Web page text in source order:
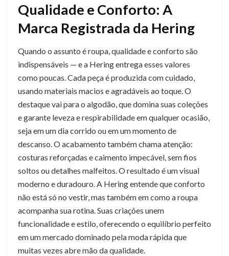
Qualidade e Conforto: A
Marca Registrada da Hering
Quando o assunto é roupa, qualidade e conforto são
indispensáveis — e a Hering entrega esses valores
como poucas. Cada peça é produzida com cuidado,
usando materiais macios e agradáveis ao toque. O
destaque vai para o algodão, que domina suas coleções
e garante leveza e respirabilidade em qualquer ocasião,
seja em um dia corrido ou em um momento de
descanso. O acabamento também chama atenção:
costuras reforçadas e caimento impecável, sem fios
soltos ou detalhes malfeitos. O resultado é um visual
moderno e duradouro. A Hering entende que conforto
não está só no vestir, mas também em como a roupa
acompanha sua rotina. Suas criações unem
funcionalidade e estilo, oferecendo o equilíbrio perfeito
em um mercado dominado pela moda rápida que
muitas vezes abre mão da qualidade.